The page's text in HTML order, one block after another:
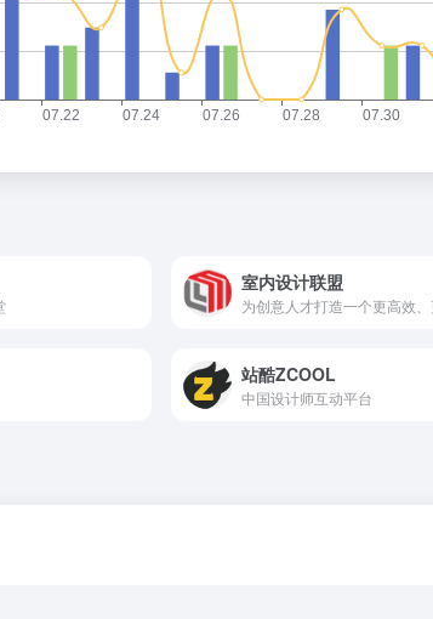
室内设计联盟
站酷ZCOOL
中国设计师互动平台